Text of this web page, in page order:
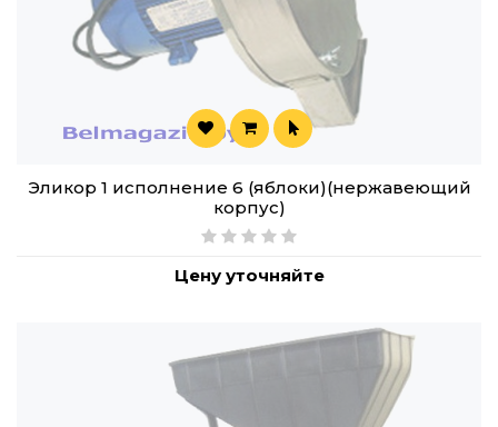
Эликор 1 исполнение 6 (яблоки)(нержавеющий
корпус)
Цену уточняйте